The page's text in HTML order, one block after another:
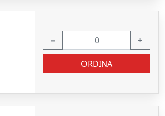
− +
ORDINA